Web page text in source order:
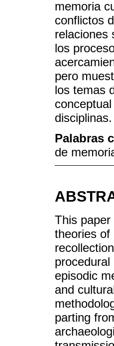
memoria
conflictos
relaciones
los
pero
los temas
disciplinas.
Palabras
de
This
theories of
episodic
and
parting